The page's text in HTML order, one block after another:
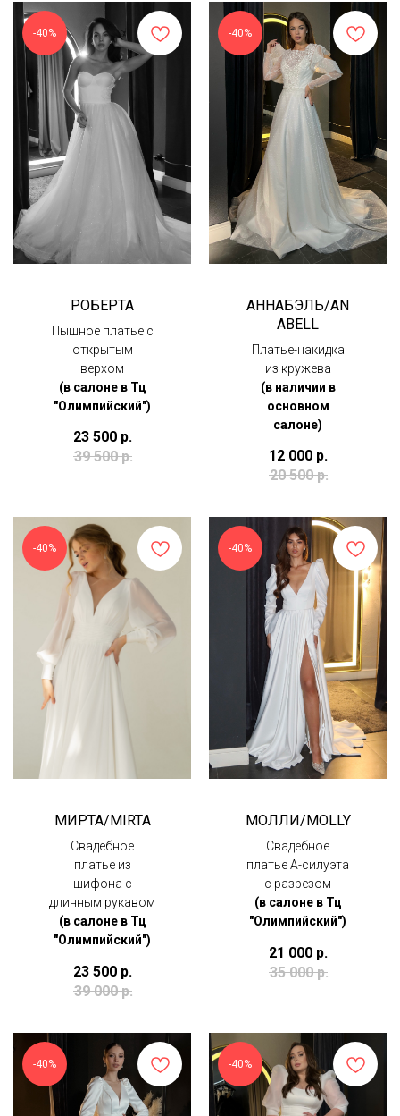
-40%
РОБЕРТА
Пышное платье с
открытым
верхом
(в салоне в Тц
"Олимпийский")
23 500 р.
39 500 р.
-40%
АННАБЭЛЬ/AN
ABELL
Платье-накидка
из кружева
(в наличии в
основном
салоне)
12 000 р.
20 500 р.
-40%
МИРТА/MIRTA
Свадебное
платье из
шифона с
длинным рукавом
(в салоне в Тц
"Олимпийский")
23 500 р.
39 000 р.
-40%
МОЛЛИ/MOLLY
Свадебное
платье А-силуэта
с разрезом
(в салоне в Тц
"Олимпийский")
21 000 р.
35 000 р.
-40% -40%